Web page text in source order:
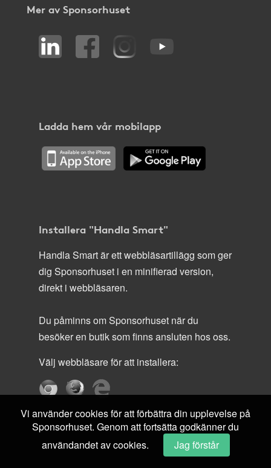
Mer av Sponsorhuset
Ladda hem vår mobilapp
Installera "Handla Smart"
Handla Smart är ett webbläsartillägg som ger
dig Sponsorhuset i en minifierad version,
direkt i webbläsaren.
Du påminns om Sponsorhuset när du
besöker en butik som finns ansluten hos oss.
Välj webbläsare för att installera:
Vi använder cookies för att förbättra din upplevelse på
Sponsorhuset. Genom att fortsätta godkänner du
användandet av cookies.
Jag förstår